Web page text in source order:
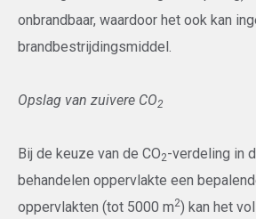
onbrandbaar, waardoor het ook kan
brandbestrijdingsmiddel.
Opslag van zuivere CO2
Bij de keuze van de CO2-verdeling in
behandelen oppervlakte een
oppervlakten (tot 5000 m2) kan het